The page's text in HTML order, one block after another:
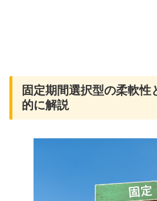
固定期間選択型の柔軟性
的に解説